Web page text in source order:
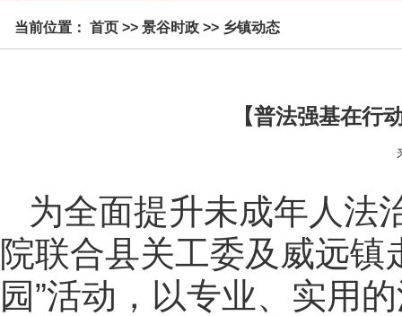
当前位置： 首页 >> 景谷时政 >> 乡镇动态
【普法强基在行
为全面提升未成年人法
院联合县关工委及威远镇
园”活动，以专业、实用